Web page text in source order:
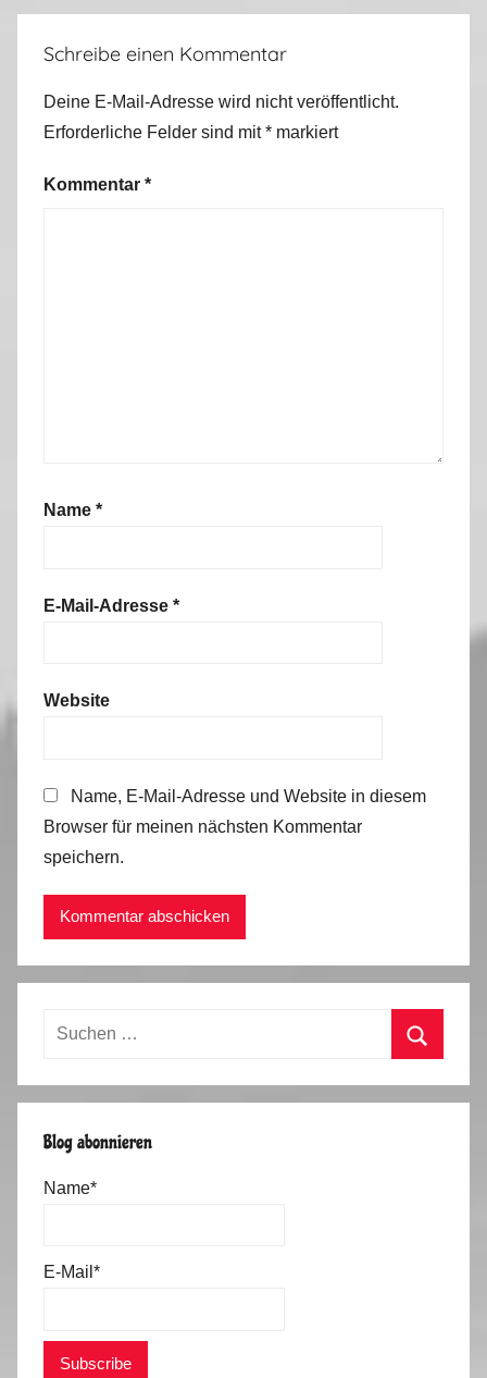
Schreibe einen Kommentar
Deine E-Mail-Adresse wird nicht veröffentlicht.
Erforderliche Felder sind mit* markiert
Kommentar *
Name *
E-Mail-Adresse *
Website
Name, E-Mail-Adresse und Website in diesem
Browser für meinen nächsten Kommentar
speichern.
Suchen
Blog abonnieren
Name*
E-Mail*